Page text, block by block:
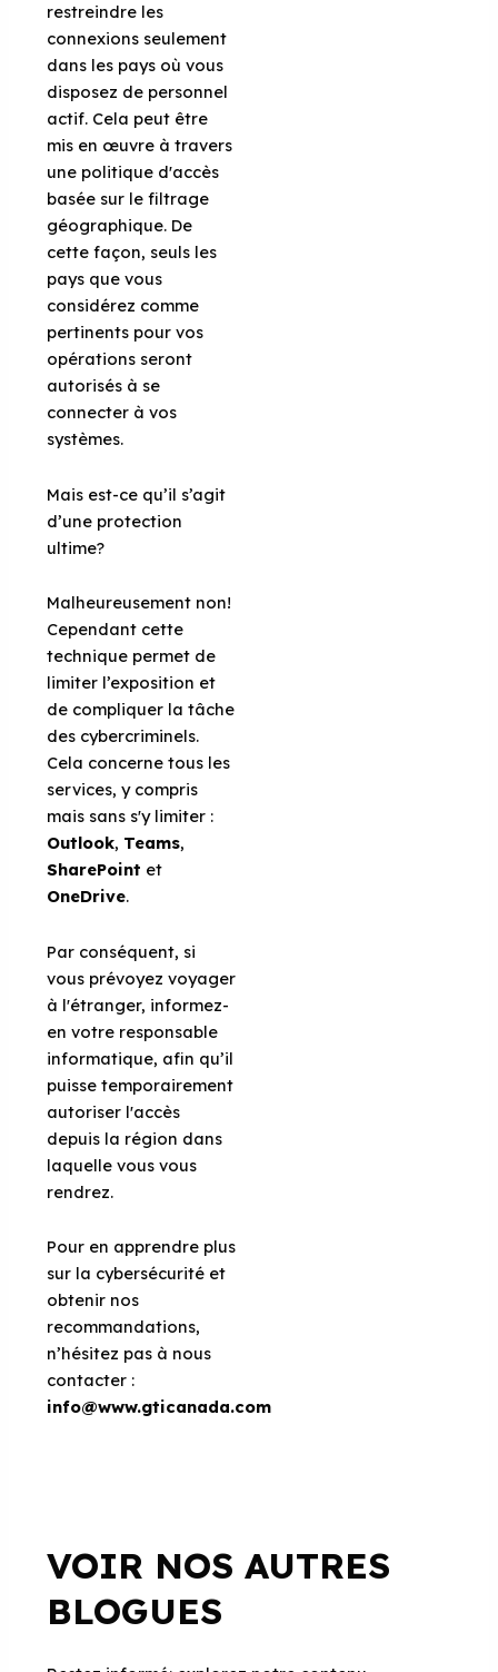
restreindre les
connexions seulement
dans les pays où vous
disposez de personnel
actif. Cela peut être
mis en œuvre à travers
une politique d'accès
basée sur le filtrage
géographique. De
cette façon, seuls les
pays que vous
considérez comme
pertinents pour vos
opérations seront
autorisés à se
connecter à vos
systèmes.
Mais est-ce qu’il s’agit
d’une protection
ultime?
Malheureusement non!
Cependant cette
technique permet de
limiter l’exposition et
de compliquer la tâche
des cybercriminels.
Cela concerne tous les
services, y compris
mais sans s'y limiter :
Outlook, Teams,
SharePoint et
OneDrive.
Par conséquent, si
vous prévoyez voyager
à l'étranger, informez-
en votre responsable
informatique, afin qu’il
puisse temporairement
autoriser l'accès
depuis la région dans
laquelle vous vous
rendrez.
Pour en apprendre plus
sur la cybersécurité et
obtenir nos
recommandations,
n’hésitez pas à nous
contacter :
info@www.gticanada.com
VOIR NOS AUTRES
BLOGUES